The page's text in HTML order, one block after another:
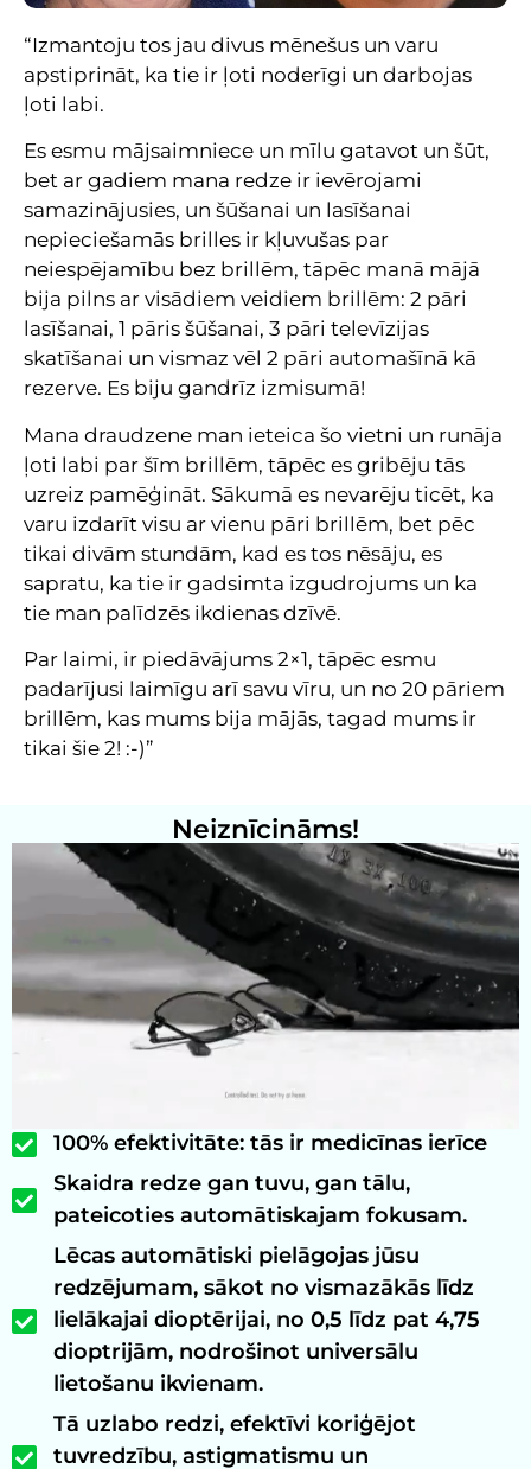
“Izmantoju tos jau divus mēnešus un varu
apstiprināt, ka tie ir ļoti noderīgi un darbojas
ļoti labi.
Es esmu mājsaimniece un mīlu gatavot un šūt,
bet ar gadiem mana redze ir ievērojami
samazinājusies, un šūšanai un lasīšanai
nepieciešamās brilles ir kļuvušas par
neiespējamību bez brillēm, tāpēc manā mājā
bija pilns ar visādiem veidiem brillēm: 2 pāri
lasīšanai, 1 pāris šūšanai, 3 pāri televīzijas
skatīšanai un vismaz vēl 2 pāri automašīnā kā
rezerve. Es biju gandrīz izmisumā!
Mana draudzene man ieteica šo vietni un runāja
ļoti labi par šīm brillēm, tāpēc es gribēju tās
uzreiz pamēģināt. Sākumā es nevarēju ticēt, ka
varu izdarīt visu ar vienu pāri brillēm, bet pēc
tikai divām stundām, kad es tos nēsāju, es
sapratu, ka tie ir gadsimta izgudrojums un ka
tie man palīdzēs ikdienas dzīvē.
Par laimi, ir piedāvājums 2×1, tāpēc esmu
padarījusi laimīgu arī savu vīru, un no 20 pāriem
brillēm, kas mums bija mājās, tagad mums ir
tikai šie 2! :-)”
Neiznīcināms!
100% efektivitāte: tās ir medicīnas ierīce
Skaidra redze gan tuvu, gan tālu,
pateicoties automātiskajam fokusam.
Lēcas automātiski pielāgojas jūsu
redzējumam, sākot no vismazākās līdz
lielākajai dioptērijai, no 0,5 līdz pat 4,75
dioptrijām, nodrošinot universālu
lietošanu ikvienam.
Tā uzlabo redzi, efektīvi koriģējot
tuvredzību, astigmatismu un